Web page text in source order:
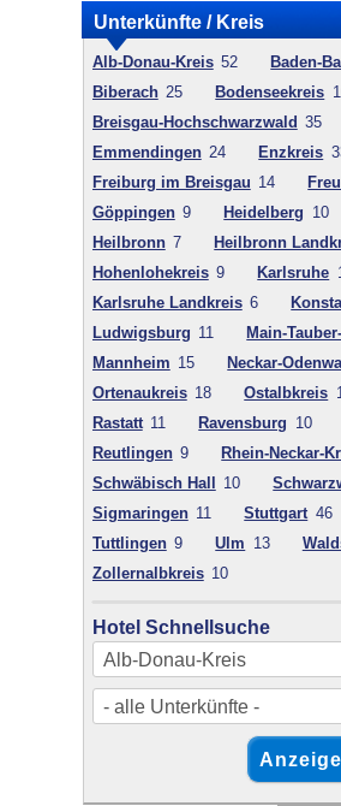
Unterkünfte / Kreis
Alb-Donau-Kreis 52 Baden-
Biberach 25 Bodenseekreis
Breisgau-Hochschwarzwald 35
Emmendingen 24 Enzkreis
Freiburg im Breisgau 14
Göppingen 9 Heidelberg 10
Heilbronn 7 Heilbronn
Hohenlohekreis 9 Karlsruhe
Karlsruhe Landkreis 6
Ludwigsburg 11 Main-
Mannheim 15 Neckar-
Ortenaukreis 18 Ostalbkreis
Rastatt 11 Ravensburg 10
Reutlingen 9 Rhein-Neckar-
Schwäbisch Hall
10
Sigmaringen 11 Stuttgart 46
Tuttlingen 9 Ulm 13
Zollernalbkreis 10
Hotel Schnellsuche